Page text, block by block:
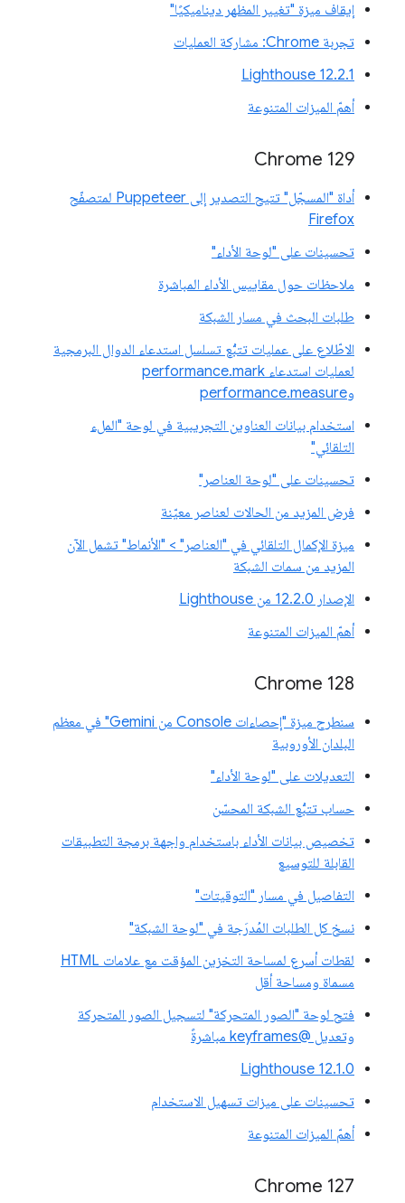
إيقاف ميزة "تغيير المظهر ديناميكيًا"
تجربة Chrome: مشاركة العمليات
‫Lighthouse 12.2.1
أهمّ الميزات المتنوعة
Chrome 129
أداة "المسجّل" تتيح التصدير إلى Puppeteer لمتصفّح
Firefox
تحسينات على "لوحة الأداء"
ملاحظات حول مقاييس الأداء المباشرة
طلبات البحث في مسار الشبكة
الاطّلاع على عمليات تتبُّع تسلسل استدعاء الدوال البرمجية
لعمليات استدعاء performance.mark
وperformance.measure
استخدام بيانات العناوين التجريبية في لوحة "الملء
التلقائي"
تحسينات على "لوحة العناصر"
فرض المزيد من الحالات لعناصر معيّنة
ميزة الإكمال التلقائي في "العناصر" > "الأنماط" تشمل الآن
المزيد من سمات الشبكة
الإصدار 12.2.0 من Lighthouse
أهمّ الميزات المتنوعة
‫Chrome 128
سنطرح ميزة "إحصاءات Console من Gemini" في معظم
البلدان الأوروبية
التعديلات على "لوحة الأداء"
حساب تتبُّع الشبكة المحسّن
تخصيص بيانات الأداء باستخدام واجهة برمجة التطبيقات
القابلة للتوسيع
التفاصيل في مسار "التوقيتات"
نسخ كل الطلبات المُدرَجة في "لوحة الشبكة"
لقطات أسرع لمساحة التخزين المؤقت مع علامات HTML
مسماة ومساحة أقل
فتح لوحة "الصور المتحركة" لتسجيل الصور المتحركة
وتعديل @keyframes مباشرةً
‫Lighthouse 12.1.0
تحسينات على ميزات تسهيل الاستخدام
أهمّ الميزات المتنوعة
‫Chrome 127